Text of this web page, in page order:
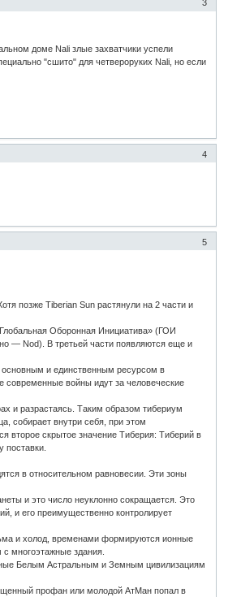
3
доме Nali злые захватчики успели
"сшито" для четвероруких Nali, но если
4
5
позже Tiberian Sun растянули на 2 части и
Оборонная Инициатива» (ГОИ
— Nod). В третьей части появляются еще и
основным и единственным ресурсом в
современные войны идут за человеческие
и разрастаясь. Таким образом тибериум
собирает внутри себя, при этом
второе скрытое значение Тиберия: Тиберий в
поставки.
в относительном равновесии. Эти зоны
и это число неуклонно сокращается. Это
и его преимущественно контролирует
и холод, временами формируются ионные
многоэтажные здания.
Белым Астральным и Земным цивилизациям
профан или молодой АтМан попал в